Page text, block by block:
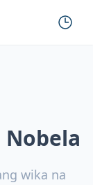
wika na